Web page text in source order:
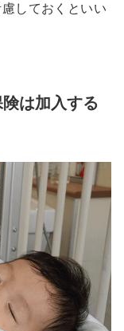
しておくといい
は加入する